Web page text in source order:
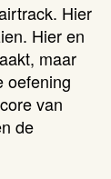
Hier
Hier en
maar
oefening
van
de